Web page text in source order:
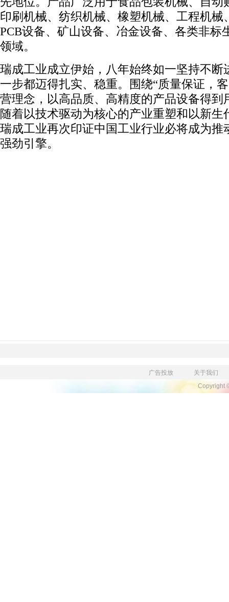
印刷机械、纺织机械、橡塑机械、工程机械
PCB设备、矿山设备、冶金设备、各类非标
领域。
瑞成工业成立伊始，八年始终如一坚持不断
一步都迈得扎实、稳重。围绕“质量保证，
营理念，以高品质、高精度的产品设备得到
随着以技术驱动为核心的产业重塑和以新生
瑞成工业再次印证中国工业行业必将成为推
强劲引擎。
广告投放
关于我们
Copyright